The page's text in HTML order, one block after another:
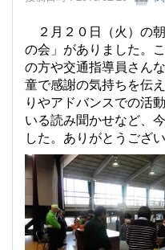
２月２０日（火）の
の会」がありました。
の方や交通指導員さん
童で感謝の気持ちを伝
りやアドバンスでの活
いる読み聞かせなど、
した。ありがとうござい